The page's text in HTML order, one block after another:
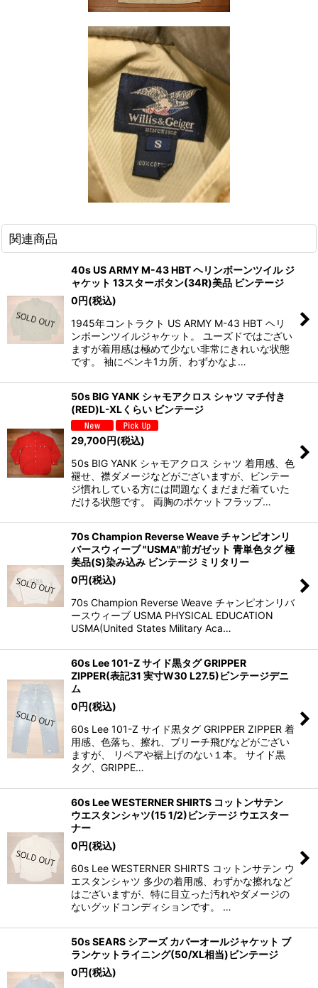
関連商品
40s US ARMY M-43 HBT ヘリンボーンツイル ジ
ャケット 13スターボタン(34R)美品 ビンテージ
0円(税込)
1945年コントラクト US ARMY M-43 HBT ヘリ
ンボーンツイルジャケット。 ユーズドではござい
ますが着用感は極めて少ない非常にきれいな状態
です。 袖にペンキ1カ所、わずかなよ…
50s BIG YANK シャモアクロス シャツ マチ付き
(RED)L-XLくらい ビンテージ
29,700円(税込)
50s BIG YANK シャモアクロス シャツ 着用感、色
褪せ、襟ダメージなどがございますが、ビンテー
ジ慣れしている方には問題なくまだまだ着ていた
だける状態です。 両胸のポケットフラップ…
70s Champion Reverse Weave チャンピオンリ
バースウィーブ "USMA"前ガゼット 青単色タグ 極
美品(S)染み込み ビンテージ ミリタリー
0円(税込)
70s Champion Reverse Weave チャンピオンリバ
ースウィーブ USMA PHYSICAL EDUCATION
USMA(United States Military Aca…
60s Lee 101-Z サイド黒タグ GRIPPER
ZIPPER(表記31 実寸W30 L27.5)ビンテージデニ
ム
0円(税込)
60s Lee 101-Z サイド黒タグ GRIPPER ZIPPER 着
用感、色落ち、擦れ、ブリーチ飛びなどがござい
ますが、 リペアや裾上げのない１本。 サイド黒
タグ、GRIPPE…
60s Lee WESTERNER SHIRTS コットンサテン
ウエスタンシャツ(15 1/2)ビンテージ ウエスター
ナー
0円(税込)
60s Lee WESTERNER SHIRTS コットンサテン ウ
エスタンシャツ 多少の着用感、わずかな擦れなど
はございますが、特に目立った汚れやダメージの
ないグッドコンディションです。 …
50s SEARS シアーズ カバーオールジャケット ブ
ランケットライニング(50/XL相当)ビンテージ
0円(税込)